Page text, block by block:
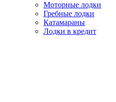
Моторные лодки
Гребные лодки
Катамараны
Лодки в кредит